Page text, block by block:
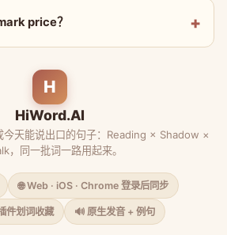
price？
H
HiWord.AI
今天能说出口的句子：Reading × Shadow ×
，同一批词一路用起来。
🌐 Web · iOS · Chrome 登录后同步
件划词收藏 🔊 原生发音 + 例句